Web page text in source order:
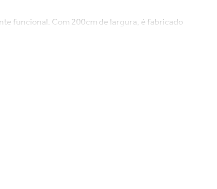
funcional. Com 200cm de largura, é fabricado